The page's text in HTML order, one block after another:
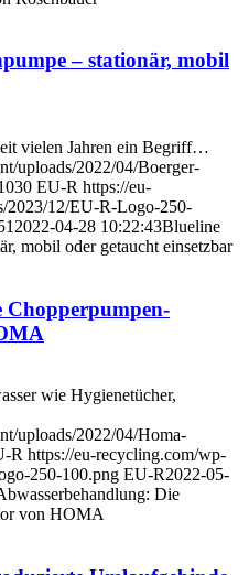
– stationär, mobil
vielen Jahren ein Begriff…
uploads/2022/04/Boerger-
EU-R https://eu-
2023/12/EU-R-Logo-250-
2022-04-28 10:22:43Blueline
mobil oder getaucht einsetzbar
Chopperpumpen-
wie Hygienetücher,
uploads/2022/04/Homa-
R https://eu-recycling.com/wp-
250-100.png EU-R2022-05-
Die
von HOMA